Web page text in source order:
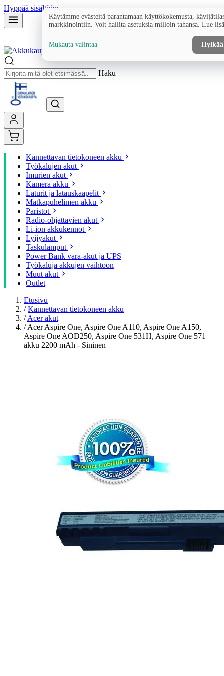
Hyppää sisältöön
Haku
Kannettavan tietokoneen akku
Työkalujen akut
Imurien akut
Kamera akku
Laturit ja latauskaapelit
Matkapuhelimen akku
Paristot
Radio-ohjattavien akut
Li-ion akkukennot
Lyijyakut
Taskulamput
Power Bank vara-akut ja UPS
Työkaluja akkujen vaihtoon
Muut akut
Outlet
Etusivu
/ Kannettavan tietokoneen akku
/ Acer akut
/ Acer Aspire One, Aspire One A110, Aspire One A150,
Aspire One AOD250, Aspire One 531H, Aspire One 571
akku 2200 mAh - Sininen
Käytämme evästeitä parantamaan käyttökokemusta,
markkinointiin. Voit hallita asetuksia milloin tahansa. Lue
Mukauta valintaa Hylkää